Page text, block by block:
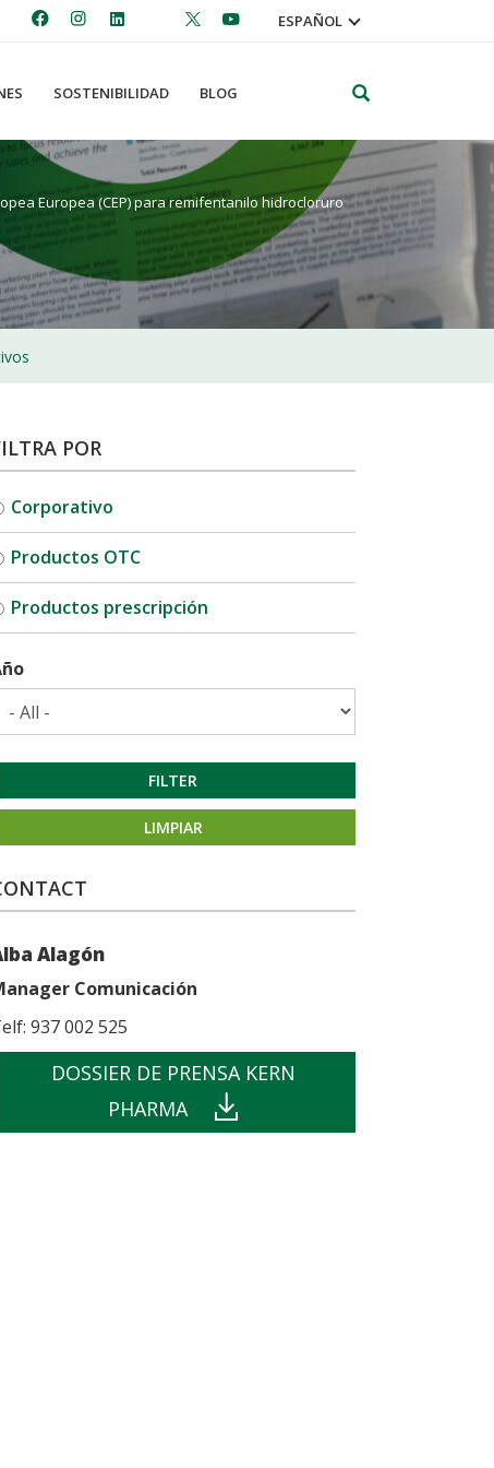
ESPAÑOL
SOSTENIBILIDAD BLOG
Europea (CEP) para remifentanilo hidrocloruro
POR
Corporativo
Productos OTC
Productos prescripción
FILTER
LIMPIAR
Alagón
Comunicación
937 002 525
DOSSIER DE PRENSA KERN
PHARMA